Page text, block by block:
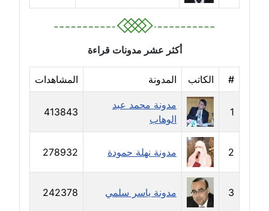
عاملة
مدونة خولة سعيدان
مدونة داليا السعيد
موقوف
مدونة داليا فاروق
عاملة
مدونة داليا نور
عاملة
أكثر عشر مدونات قراءة
# الكاتب المدونة المشاهدات
1
مدونة محمد عبد
الوهاب
413843
2 مدونة نهلة حمودة 278932
3 مدونة ياسر سلمي 242378